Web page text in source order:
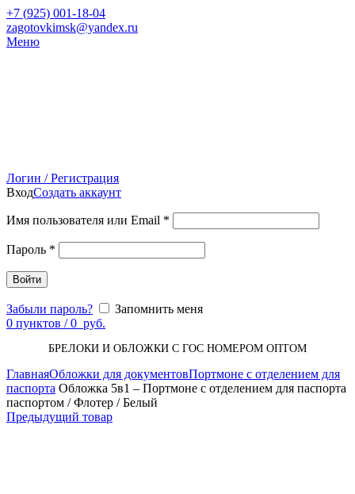
+7 (925) 001-18-04
zagotovkimsk@yandex.ru
Меню
Логин / Регистрация
ВходСоздать аккаунт
Имя пользователя или Email *
Пароль *
Войти
Забыли пароль?
Запомнить меня
0 пунктов / 0 руб.
БРЕЛОКИ И ОБЛОЖКИ С ГОС НОМЕРОМ ОПТОМ
ГлавнаяОбложки для документовПортмоне с отделением для
паспорта Обложка 5в1 – Портмоне с отделением для паспорта
паспортом / Флотер / Белый
Предыдущий товар